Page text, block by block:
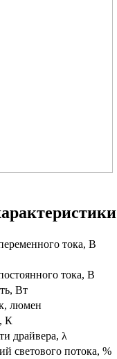
тока, В
тока, В
Вт
люмен
К
драйвера, λ
светового потока, %